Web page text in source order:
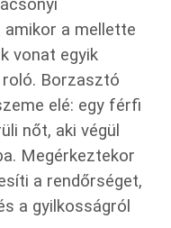
amikor a mellette
vonat egyik
Borzasztó
elé: egy férfi
nőt, aki végül
Megérkeztekor
a rendőrséget,
a gyilkosságról